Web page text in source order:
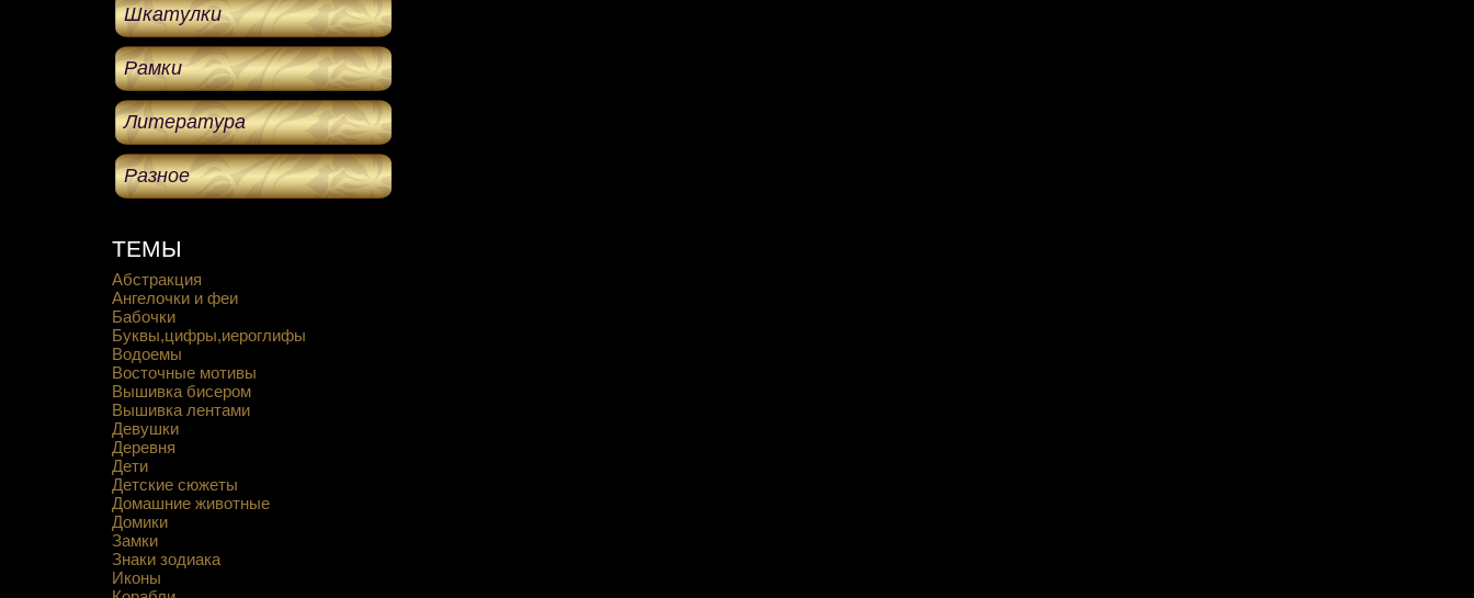
Шкатулки
Рамки
Литература
Разное
ТЕМЫ
Абстракция
Ангелочки и феи
Бабочки
Буквы,цифры,иероглифы
Водоемы
Восточные мотивы
Вышивка бисером
Вышивка лентами
Девушки
Деревня
Дети
Детские сюжеты
Домашние животные
Домики
Замки
Знаки зодиака
Иконы